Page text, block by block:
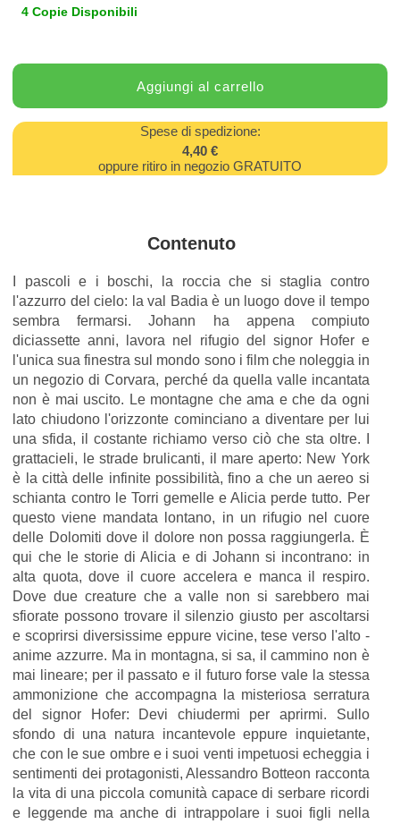
4 Copie Disponibili
Spese di spedizione:
4,40 €
oppure ritiro in negozio GRATUITO
Contenuto
I pascoli e i boschi, la roccia che si staglia contro
l'azzurro del cielo: la val Badia è un luogo dove il tempo
sembra fermarsi. Johann ha appena compiuto
diciassette anni, lavora nel rifugio del signor Hofer e
l'unica sua finestra sul mondo sono i film che noleggia in
un negozio di Corvara, perché da quella valle incantata
non è mai uscito. Le montagne che ama e che da ogni
lato chiudono l'orizzonte cominciano a diventare per lui
una sfida, il costante richiamo verso ciò che sta oltre. I
grattacieli, le strade brulicanti, il mare aperto: New York
è la città delle infinite possibilità, fino a che un aereo si
schianta contro le Torri gemelle e Alicia perde tutto. Per
questo viene mandata lontano, in un rifugio nel cuore
delle Dolomiti dove il dolore non possa raggiungerla. È
qui che le storie di Alicia e di Johann si incontrano: in
alta quota, dove il cuore accelera e manca il respiro.
Dove due creature che a valle non si sarebbero mai
sfiorate possono trovare il silenzio giusto per ascoltarsi
e scoprirsi diversissime eppure vicine, tese verso l'alto -
anime azzurre. Ma in montagna, si sa, il cammino non è
mai lineare; per il passato e il futuro forse vale la stessa
ammonizione che accompagna la misteriosa serratura
del signor Hofer: Devi chiudermi per aprirmi. Sullo
sfondo di una natura incantevole eppure inquietante,
che con le sue ombre e i suoi venti impetuosi echeggia i
sentimenti dei protagonisti, Alessandro Botteon racconta
la vita di una piccola comunità capace di serbare ricordi
e leggende ma anche di intrappolare i suoi figli nella